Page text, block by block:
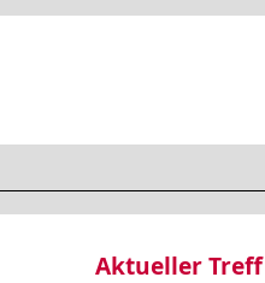
Aktueller Treff